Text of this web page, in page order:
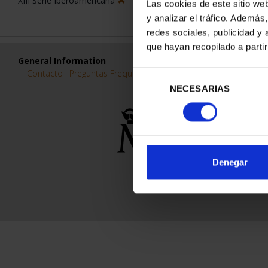
Las cookies de este sitio
y analizar el tráfico.
redes sociales, publicidad y
que hayan recopilado a
consentimiento
NECESARIAS
Denegar
General Information
Contacto | Preguntas Frequentes (FAQs)